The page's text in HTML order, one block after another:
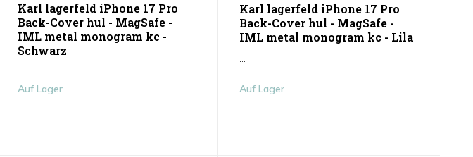
Karl lagerfeld iPhone 17 Pro
Back-Cover hul - MagSafe -
IML metal monogram kc -
Schwarz
...
Auf Lager
Karl lagerfeld iPhone 17 Pro
Back-Cover hul - MagSafe -
IML metal monogram kc - Lila
Auf Lager